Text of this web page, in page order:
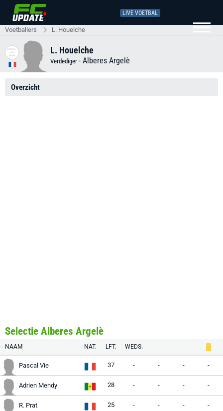
LIVE VOETBAL
Voetballers L. Houelche
L. Houelche
Verdediger - Alberes Argelè
Overzicht
Selectie Alberes Argelè
NAAM NAT. LFT. WEDS.
Pascal Vie 37 - - - -
Adrien Mendy 28 - - - -
R. Prat 25 - - - -